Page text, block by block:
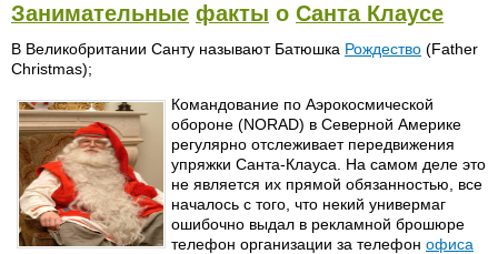
Занимательные факты о Санта Клаусе
В Великобритании Санту называют Батюшка Рождество (Father
Christmas);
Командование по Аэрокосмической
обороне (NORAD) в Северной Америке
регулярно отслеживает передвижения
упряжки Санта-Клауса. На самом деле это
не является их прямой обязанностью, все
началось с того, что некий универмаг
ошибочно выдал в рекламной брошюре
телефон организации за телефон офиса